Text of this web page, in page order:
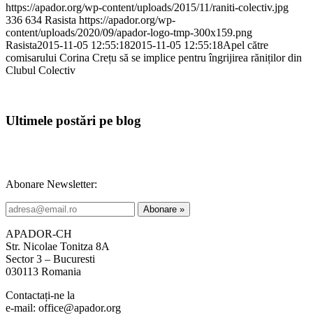
https://apador.org/wp-content/uploads/2015/11/raniti-colectiv.jpg
336 634 Rasista https://apador.org/wp-
content/uploads/2020/09/apador-logo-tmp-300x159.png
Rasista2015-11-05 12:55:182015-11-05 12:55:18Apel către
comisarului Corina Crețu să se implice pentru îngrijirea răniților din
Clubul Colectiv
Ultimele postări pe blog
Abonare Newsletter:
APADOR-CH
Str. Nicolae Tonitza 8A
Sector 3 – Bucuresti
030113 Romania
Contactați-ne la
e-mail: office@apador.org